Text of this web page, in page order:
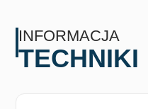
INFORMACJA
TECHNIKI